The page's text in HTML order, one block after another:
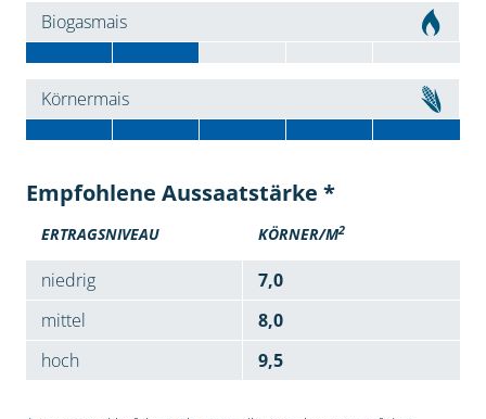
Biogasmais
Körnermais
Empfohlene Aussaatstärke *
ERTRAGSNIVEAU KÖRNER/M2
niedrig
7,0
mittel
8,0
hoch
9,5